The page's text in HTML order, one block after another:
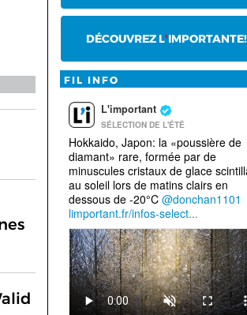
DÉCOUVREZ L'IMPORTANTE!
FIL INFO